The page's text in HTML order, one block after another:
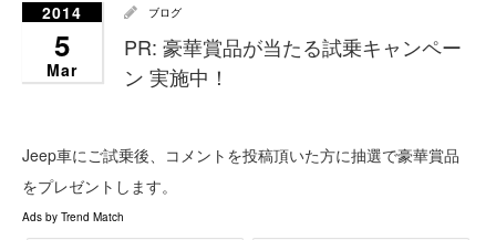
2014
5
Mar
ブログ
PR: 豪華賞品が当たる試乗キャンペー
ン 実施中！
Jeep車にご試乗後、コメントを投稿頂いた方に抽選で豪華賞品
をプレゼントします。
Ads by Trend Match